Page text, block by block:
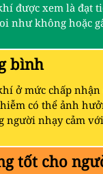
được xem là đạt
như không hoặc
bình
ở mức chấp
có thể ảnh
người nhạy cảm
tốt cho